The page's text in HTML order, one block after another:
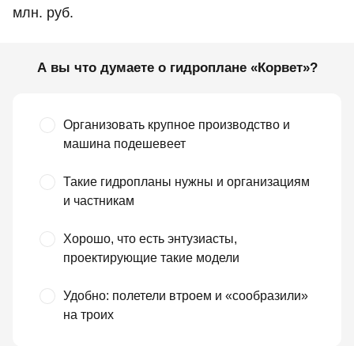
млн. руб.
А вы что думаете о гидроплане «Корвет»?
Организовать крупное производство и
машина подешевеет
Такие гидропланы нужны и организациям
и частникам
Хорошо, что есть энтузиасты,
проектирующие такие модели
Удобно: полетели втроем и «сообразили»
на троих